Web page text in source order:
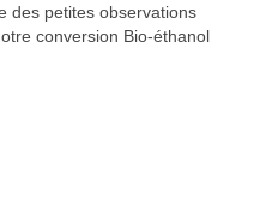
des petites observations
conversion Bio-éthanol